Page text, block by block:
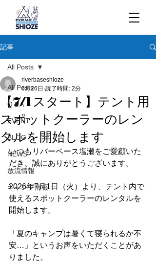
記事
All Posts
Q＆A
EVENT
BLOG
NEWS
放流情報
キャンプ情報
All Posts
【7/1スタート】テント用
スポットクーラーのレン
タルを開始します
riverbaseshioze
6月26日 読了時間: 2分
いつもリバーベース塩瀬をご愛顧いた
だき、誠にありがとうございます。
2026年7月1日（火）より、テント内で
使えるスポットクーラーのレンタルを
開始します。
「夏のキャンプは暑くて寝られるか不
安…」というお声をいただくことがあ
りました。